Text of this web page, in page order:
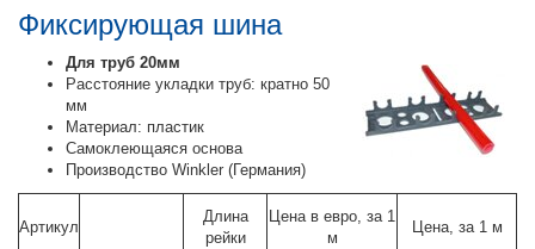
Фиксирующая шина
Для труб 20мм
Расстояние укладки труб: кратно 50
мм
Материал: пластик
Самоклеющаяся основа
Производство Winkler (Германия)
Артикул
Длина
рейки
Цена в евро, за 1
м
Цена, за 1 м